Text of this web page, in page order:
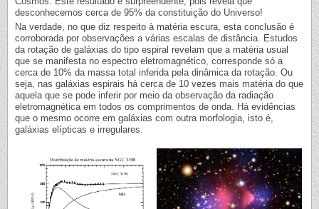
desconhecemos cerca de 95% da constituição do Universo!
Na verdade, no que diz respeito à matéria escura, esta conclusão é
corroborada por observações a várias escalas de distância. Estudos
da rotação de galáxias do tipo espiral revelam que a matéria usual
que se manifesta no espectro eletromagnético, corresponde só a
cerca de 10% da massa total inferida pela dinâmica da rotação. Ou
seja, nas galáxias espirais há cerca de 10 vezes mais matéria do que
aquela que se pode inferir por meio da observação da radiação
eletromagnética em todos os comprimentos de onda. Há evidências
que o mesmo ocorre em galáxias com outra morfologia, isto é,
galáxias elípticas e irregulares.